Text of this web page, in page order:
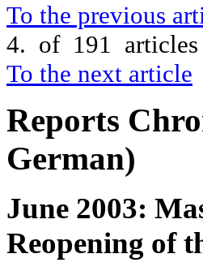
To the previous
4. of 191 articles
To the next article
Reports
German)
June 2003:
Reopening of